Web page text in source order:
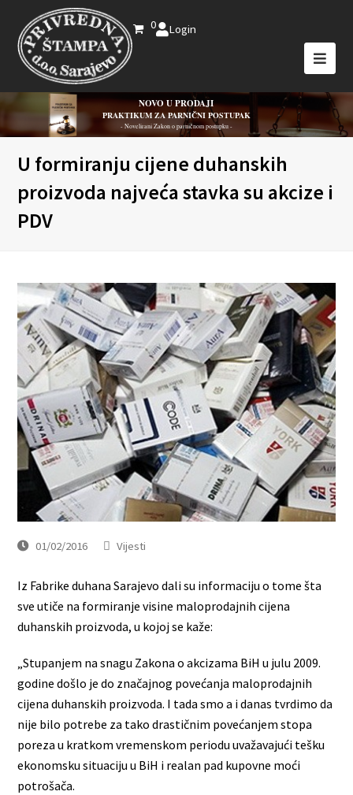
0 Login
NOVO U PRODAJI
PRAKTIKUM ZA PARNIČNI POSTUPAK
- Novelirani Zakon o parničnom postupku -
U formiranju cijene duhanskih
proizvoda najveća stavka su akcize i
PDV
01/02/2016 Vijesti
Iz Fabrike duhana Sarajevo dali su informaciju o tome šta
sve utiče na formiranje visine maloprodajnih cijena
duhanskih proizvoda, u kojoj se kaže:
„Stupanjem na snagu Zakona o akcizama BiH u julu 2009.
godine došlo je do značajnog povećanja maloprodajnih
cijena duhanskih proizvoda. I tada smo a i danas tvrdimo da
nije bilo potrebe za tako drastičnim povećanjem stopa
poreza u kratkom vremenskom periodu uvažavajući tešku
ekonomsku situaciju u BiH i realan pad kupovne moći
potrošača.